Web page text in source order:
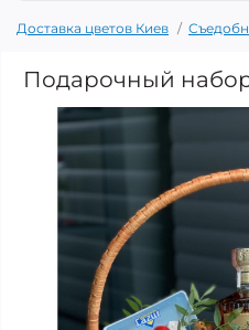
Доставка цветов Киев
Подарочный